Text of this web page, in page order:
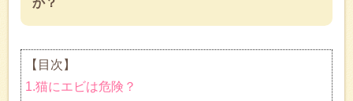
か？
【目次】
1.猫にエビは危険？